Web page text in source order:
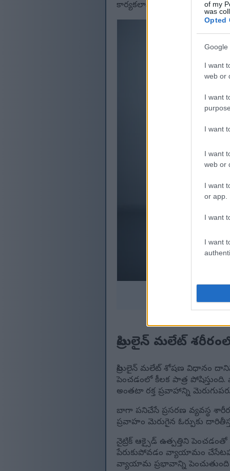
of my
was
Opted
Google
I want
web or
I want
I want
I want
web or
I want
or app.
I want
I want
కార్యకలాపాల సమయంలో
మరింత
సిట్రులైన్ మలేట్
సిట్రులైన్ మలేట్ శోషణ విధానం
పెంచడంలో కీలక పాత్ర
అంతటా రక్త ప్రవాహాన్ని
బాగా పనిచేసే ప్రసరణ వ్యవస్థ
ప్రవాహం మెరుగైన ఓర్పుకు
నైట్రిక్ ఆక్సైడ్ ఉత్పత్తిని
పేరుకుపోవడం వ్యాయామం
వ్యాయామ ప్రభావాన్ని పెంచుతుంది